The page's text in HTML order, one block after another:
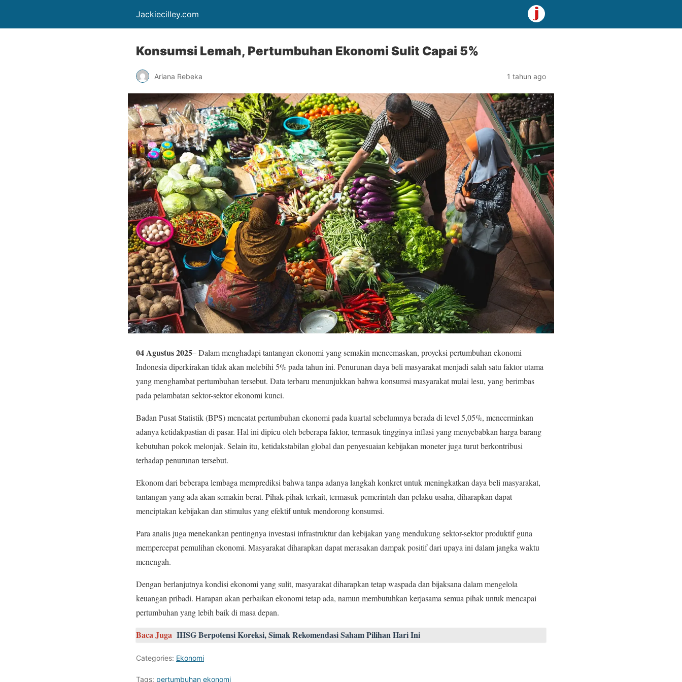
Jackiecilley.com
Konsumsi Lemah, Pertumbuhan Ekonomi Sulit Capai 5%
Ariana Rebeka 1 tahun ago
04 Agustus 2025– Dalam menghadapi tantangan ekonomi yang semakin mencemaskan, proyeksi pertumbuhan ekonomi
Indonesia diperkirakan tidak akan melebihi 5% pada tahun ini. Penurunan daya beli masyarakat menjadi salah satu faktor utama
yang menghambat pertumbuhan tersebut. Data terbaru menunjukkan bahwa konsumsi masyarakat mulai lesu, yang berimbas
pada pelambatan sektor-sektor ekonomi kunci.
Badan Pusat Statistik (BPS) mencatat pertumbuhan ekonomi pada kuartal sebelumnya berada di level 5,05%, mencerminkan
adanya ketidakpastian di pasar. Hal ini dipicu oleh beberapa faktor, termasuk tingginya inflasi yang menyebabkan harga barang
kebutuhan pokok melonjak. Selain itu, ketidakstabilan global dan penyesuaian kebijakan moneter juga turut berkontribusi
terhadap penurunan tersebut.
Ekonom dari beberapa lembaga memprediksi bahwa tanpa adanya langkah konkret untuk meningkatkan daya beli masyarakat,
tantangan yang ada akan semakin berat. Pihak-pihak terkait, termasuk pemerintah dan pelaku usaha, diharapkan dapat
menciptakan kebijakan dan stimulus yang efektif untuk mendorong konsumsi.
Para analis juga menekankan pentingnya investasi infrastruktur dan kebijakan yang mendukung sektor-sektor produktif guna
mempercepat pemulihan ekonomi. Masyarakat diharapkan dapat merasakan dampak positif dari upaya ini dalam jangka waktu
menengah.
Dengan berlanjutnya kondisi ekonomi yang sulit, masyarakat diharapkan tetap waspada dan bijaksana dalam mengelola
keuangan pribadi. Harapan akan perbaikan ekonomi tetap ada, namun membutuhkan kerjasama semua pihak untuk mencapai
pertumbuhan yang lebih baik di masa depan.
Baca Juga IHSG Berpotensi Koreksi, Simak Rekomendasi Saham Pilihan Hari Ini
Categories: Ekonomi
Tags: pertumbuhan ekonomi